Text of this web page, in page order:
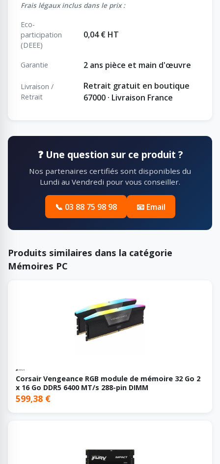
Frais légaux inclus dans le prix :
Eco-
participation
(DEEE)
0,04 € HT
Garantie 2 ans pièce et main d'œuvre
Livraison /
Retrait
Retrait gratuit en boutique
67000 · Livraison France
❓ Une question sur ce produit ?
Nos partenaires certifiés sont disponibles du
Lundi au Vendredi pour vous conseiller.
📞 03 88 75 98 98 📧 Email
Produits similaires dans la catégorie
Mémoires PC
Corsair Vengeance RGB module de mémoire 32 Go 2
x 16 Go DDR5 6400 MT/s 288-pin DIMM
599,38 €